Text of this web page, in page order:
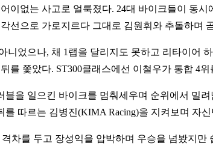
이없는 사고로 얼룩졌다. 24대 바이크들이 동
선으로 가로지르다 그대로 김원휘와 추돌하며
니었으나, 채 1랩을 달리지도 못하고 리타이어
를 쫓았다. ST300클래스에선 이철우가 통합 4
을 일으킨 바이크를 멈춰세우며 순위에서 밀
따르는 김병진(KIMA Racing)을 지켜보며 자
격차를 두고 장성익을 압박하며 우승을 넘봤지